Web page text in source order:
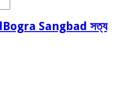
Bogra Sangbad সত্য